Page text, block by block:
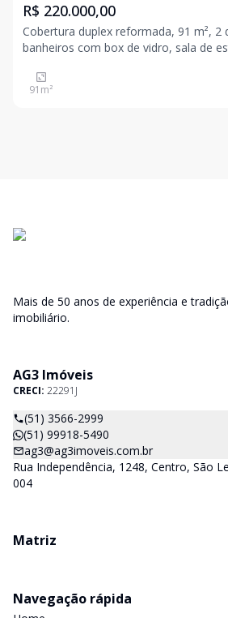
R$ 220.000,00
Cobertura duplex reformada, 91 m²,
banheiros com box de vidro, sala de
gourmet no terraço fechado com
garagem. Condomínio tranquilo,
91 m²
Mais de 50 anos de experiência e
imobiliário.
AG3 Imóveis
CRECI: 22291J
(51) 3566-2999
(51) 99918-5490
ag3@ag3imoveis.com.br
Rua Independência, 1248, Centro, São
004
Matriz
Navegação rápida